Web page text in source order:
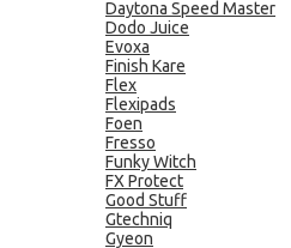
Daytona Speed Master
Dodo Juice
Evoxa
Finish Kare
Flex
Flexipads
Foen
Fresso
Funky Witch
FX Protect
Good Stuff
Gtechniq
Gyeon